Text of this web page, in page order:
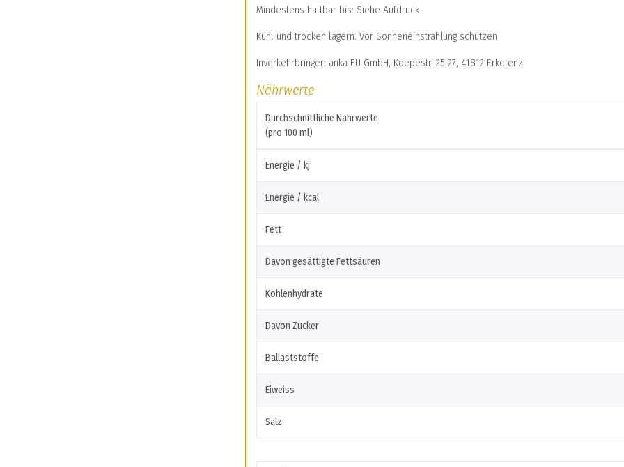
Mindestens haltbar bis: Siehe Aufdruck
Kühl und trocken lagern. Vor Sonneneinstrahlung schützen
Inverkehrbringer: anka EU GmbH, Koepestr. 25-27, 41812 Erkelenz
Nährwerte
Durchschnittliche Nährwerte
(pro 100 ml)
Energie / kj
Energie / kcal
Fett
Davon gesättigte Fettsäuren
Kohlenhydrate
Davon Zucker
Ballaststoffe
Eiweiss
Salz